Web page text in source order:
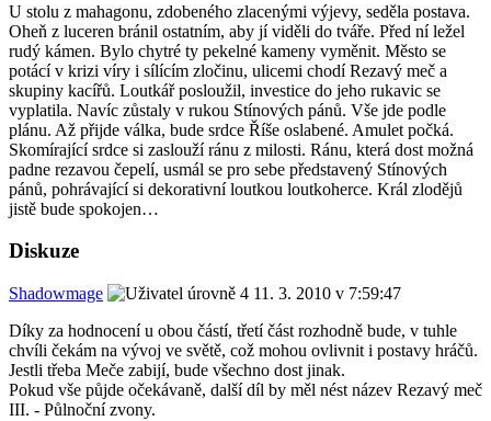
U stolu z mahagonu, zdobeného zlacenými výjevy, seděla postava.
Oheň z luceren bránil ostatním, aby jí viděli do tváře. Před ní ležel
rudý kámen. Bylo chytré ty pekelné kameny vyměnit. Město se
potácí v krizi víry i sílícím zločinu, ulicemi chodí Rezavý meč a
skupiny kacířů. Loutkář posloužil, investice do jeho rukavic se
vyplatila. Navíc zůstaly v rukou Stínových pánů. Vše jde podle
plánu. Až přijde válka, bude srdce Říše oslabené. Amulet počká.
Skomírající srdce si zaslouží ránu z milosti. Ránu, která dost možná
padne rezavou čepelí, usmál se pro sebe představený Stínových
pánů, pohrávající si dekorativní loutkou loutkoherce. Král zlodějů
jistě bude spokojen…
Diskuze
Shadowmage
11. 3. 2010 v 7:59:47
Díky za hodnocení u obou částí, třetí část rozhodně bude, v tuhle
chvíli čekám na vývoj ve světě, což mohou ovlivnit i postavy hráčů.
Jestli třeba Meče zabijí, bude všechno dost jinak.
Pokud vše půjde očekávaně, další díl by měl nést název Rezavý meč
III. - Půlnoční zvony.